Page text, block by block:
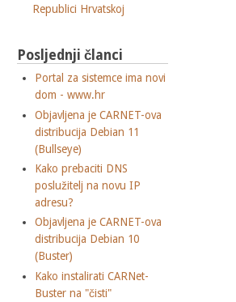
Republici Hrvatskoj
Posljednji članci
Portal za sistemce ima novi
dom - www.hr
Objavljena je CARNET-ova
distribucija Debian 11
(Bullseye)
Kako prebaciti DNS
poslužitelj na novu IP
adresu?
Objavljena je CARNET-ova
distribucija Debian 10
(Buster)
Kako instalirati CARNet-
Buster na "čisti"